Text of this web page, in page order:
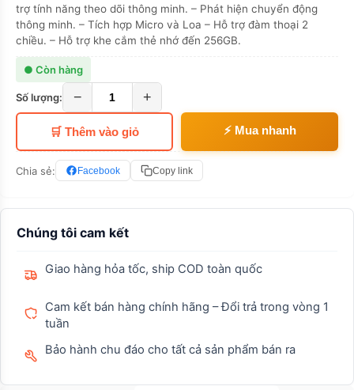
Chúng tôi cam kết
Giao hàng hỏa tốc, ship COD toàn quốc
Cam kết bán hàng chính hãng – Đổi trả trong vòng 1
tuần
Bảo hành chu đáo cho tất cả sản phẩm bán ra
trợ tính năng theo dõi thông minh. – Phát hiện chuyển động
thông minh. – Tích hợp Micro và Loa – Hỗ trợ đàm thoại 2
chiều. – Hỗ trợ khe cắm thẻ nhớ đến 256GB.
● Còn hàng
Số lượng: − +
🛒 Thêm vào giỏ ⚡ Mua nhanh
Chia sẻ: Facebook Copy link